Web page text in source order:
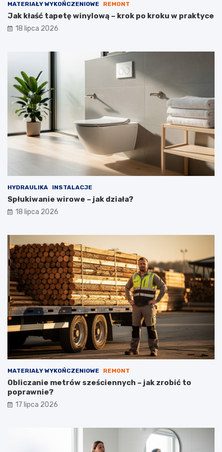
MATERIAŁY WYKOŃCZENIOWE REMONT
Jak kłaść tapetę winylową – krok po kroku w praktyce
18 lipca 2026
HYDRAULIKA INSTALACJE
Spłukiwanie wirowe – jak działa?
18 lipca 2026
MATERIAŁY WYKOŃCZENIOWE REMONT
Obliczanie metrów sześciennych – jak zrobić to
poprawnie?
17 lipca 2026